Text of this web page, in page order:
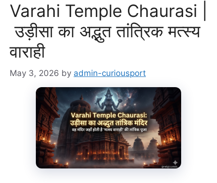
Varahi Temple Chaurasi |
उड़ीसा का अद्भुत तांत्रिक मत्स्य
वाराही
May 3, 2026 by admin-curiousport